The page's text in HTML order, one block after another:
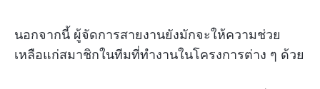
นอกจากนี้ ผู้จัดการสายงานยังมักจะให้ความช่วย
เหลือแก่สมาชิกในทีมที่ทำงานในโครงการต่าง ๆ ด้วย